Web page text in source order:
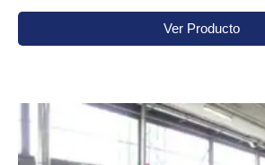
Ver Producto